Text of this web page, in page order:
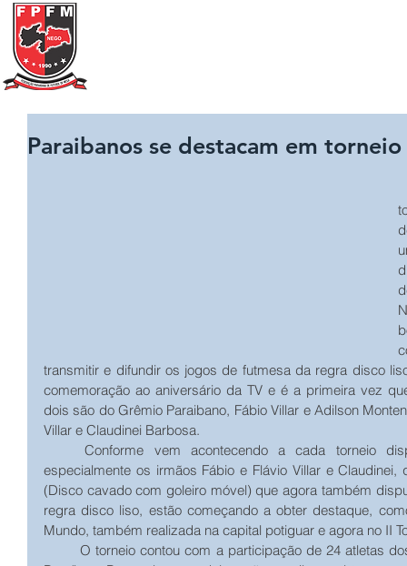
Paraibanos se destacam em
transmitir e difundir os jogos de futmesa da regra disco
comemoração ao aniversário da TV e é a primeira vez
dois são do Grêmio Paraibano, Fábio Villar e Adilson
Villar e Claudinei Barbosa.
    Conforme vem acontecendo a cada torneio disputado pelos atletas paraibanos,
especialmente os irmãos Fábio e Flávio Villar e
(Disco cavado com goleiro móvel) que agora também
regra disco liso, estão começando a obter destaque,
Mundo, também realizada na capital potiguar e agora no II
        O torneio contou com a participação de 24 atletas dos Estados do Rio Grande do Norte,